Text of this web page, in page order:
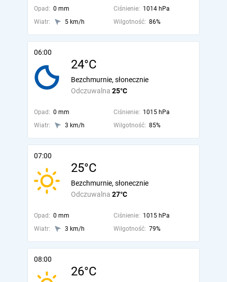
Opad: 0 mm Ciśnienie: 1014 hPa
Wiatr:
5 km/h Wilgotność: 86%
06:00
24°C
Odczuwalna 25°C
Bezchmurnie, słonecznie
Opad: 0 mm Ciśnienie: 1015 hPa
Wiatr:
3 km/h Wilgotność: 85%
07:00
25°C
Odczuwalna 27°C
Bezchmurnie, słonecznie
Opad: 0 mm Ciśnienie: 1015 hPa
Wiatr:
3 km/h Wilgotność: 79%
08:00
26°C